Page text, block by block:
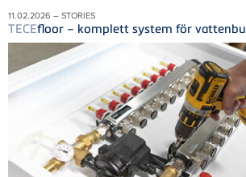
11.02.2026 – STORIES
TECEfloor – komplett system för